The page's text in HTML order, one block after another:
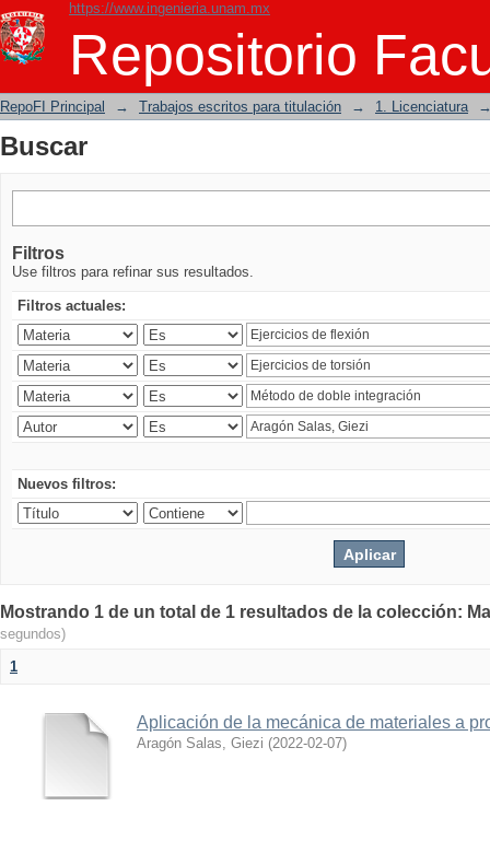
https://www.ingenieria.unam.mx
Repositorio
Buscar
RepoFI Principal → Trabajos escritos para titulación → 1. Licenciatura
Buscar
Filtros
Use filtros para refinar sus resultados.
Filtros actuales:
Nuevos filtros:
Mostrando 1 de un total de 1 resultados de la colección:
segundos)
1
Aplicación de la mecánica de materiales a
Aragón Salas, Giezi (2022-02-07)